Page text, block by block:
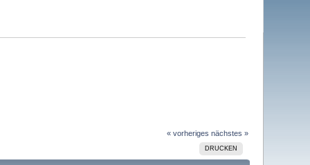
« vorheriges nächstes »
DRUCKEN